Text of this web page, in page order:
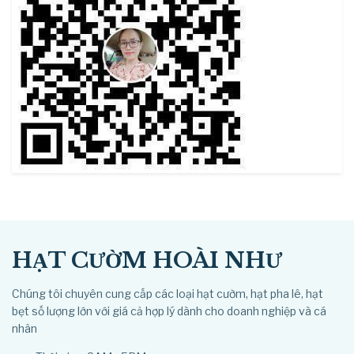
the
product
page
HẠT CƯỜM HOÀI NHƯ
Chúng tôi chuyên cung cấp các loại hạt cườm, hạt pha lê, hạt
bẹt số lượng lớn với giá cả hợp lý dành cho doanh nghiệp và cá
nhân